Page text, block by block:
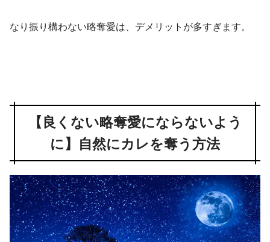
なり振り構わない略奪愛は、デメリットが多すぎます。
【良くない略奪愛にならないよう
に】自然にカレを奪う方法